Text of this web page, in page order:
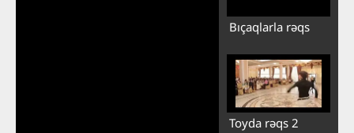
Bıçaqlarla rəqs
Toyda rəqs 2